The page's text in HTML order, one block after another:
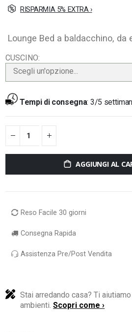
RISPARMIA 5% EXTRA ›
Lounge Bed a baldacchino, da
CUSCINO
Scegli un'opzione...
Tempi di consegna: 3/5
AGGIUNGI AL
Reso Facile 30 giorni
Consegna Rapida
Assistenza Pre/Post Vendita
Stai arredando casa? Ti
ambienti.Scopri come ›